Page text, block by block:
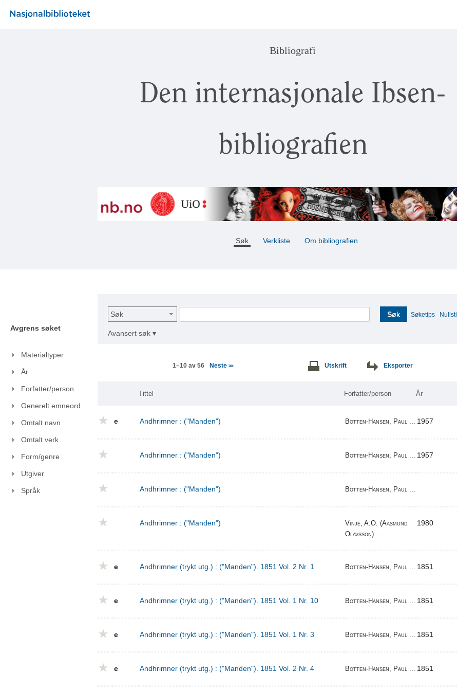
Bibliografi
Den internasjonale Ibsen-
bibliografien
Søk Verkliste Om bibliografien
Avgrens søket
Materialtyper
År
Forfatter/person
Generelt emneord
Omtalt navn
Omtalt verk
Form/genre
Utgiver
Språk
Søk Søk Søketips Nullstill
Avansert søk ▾
1–10 av 56 Neste>> Utskrift Eksporter
Tittel Forfatter/person År
e Andhrimner : ("Manden") Botten-Hansen, Paul ... 1957
Andhrimner : ("Manden") Botten-Hansen, Paul ... 1957
Andhrimner : ("Manden") Botten-Hansen, Paul ...
Andhrimner : ("Manden")
Vinje, A.O. (Aasmund
Olavsson) ...
1980
e Andhrimner (trykt utg.) : ("Manden"). 1851 Vol. 2 Nr. 1 Botten-Hansen, Paul ... 1851
e Andhrimner (trykt utg.) : ("Manden"). 1851 Vol. 1 Nr. 10 Botten-Hansen, Paul ... 1851
e Andhrimner (trykt utg.) : ("Manden"). 1851 Vol. 1 Nr. 3 Botten-Hansen, Paul ... 1851
e Andhrimner (trykt utg.) : ("Manden"). 1851 Vol. 2 Nr. 4 Botten-Hansen, Paul ... 1851